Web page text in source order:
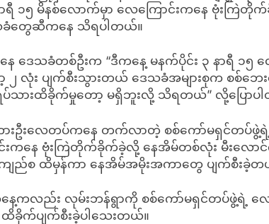
ာရီ ၁၅ မိနစ်လောက်မှာ လေကြောင်းကနေ ဗုံးကြဲ
တွေဆီကနေ သိရပါတယ်။
ေ ဒေသခံတစ်ဦးက “ဒီကနေ့ မနက်ပိုင်း ၃ နာရီ ၁
လုံး ပျက်စီးသွားတယ် ဒေသခံအများစုက စစ်ဘေ
ားထိခိုက်မှုတော့ မရှိဘူးလို့ သိရတယ်” လို့ပြောပ
တားဦးလေတပ်ကနေ တက်လာတဲ့ စစ်ကော်မရှင်တပ်ဖွဲ့
ကနေ ဗုံးကြဲတိုက်ခိုက်ခဲ့လို့ နေအိမ်တစ်လုံး မီးလောင်က
ျည်စ ထိမှန်ကာ နေအိမ်အမိုးအကာတွေ ပျက်စီး
ကလည်း လုမ်းဘန်ရွာကို စစ်ကော်မရှင်တပ်ဖွဲ့ရဲ့ လေ
ခိုက်ပျက်စီးခဲ့ပါသေးတယ်။